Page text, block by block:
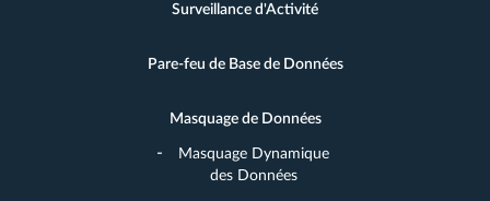
Surveillance d'Activité
Pare-feu de Base de Données
Masquage de Données
Masquage Dynamique
des Données